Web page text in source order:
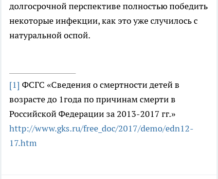
долгосрочной перспективе полностью победить
некоторые инфекции, как это уже случилось с
натуральной оспой.
[1] ФСГС «Сведения о смертности детей в
возрасте до 1года по причинам смерти в
Российской Федерации за 2013-2017 гг.»
http://www.gks.ru/free_doc/2017/demo/edn12-
17.htm